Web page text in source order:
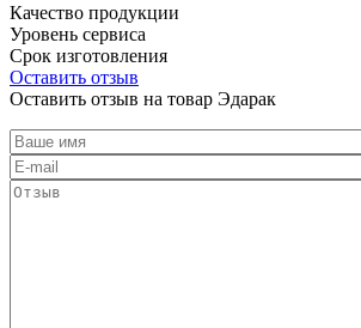
Качество продукции
Уровень сервиса
Срок изготовления
Оставить отзыв
Оставить отзыв на товар Эдарак